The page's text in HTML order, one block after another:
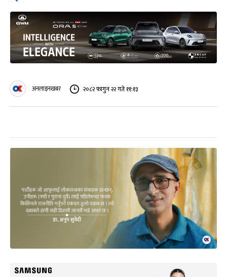
अनलाइनखबर २०८२ फागुन २२ गते ११:१३